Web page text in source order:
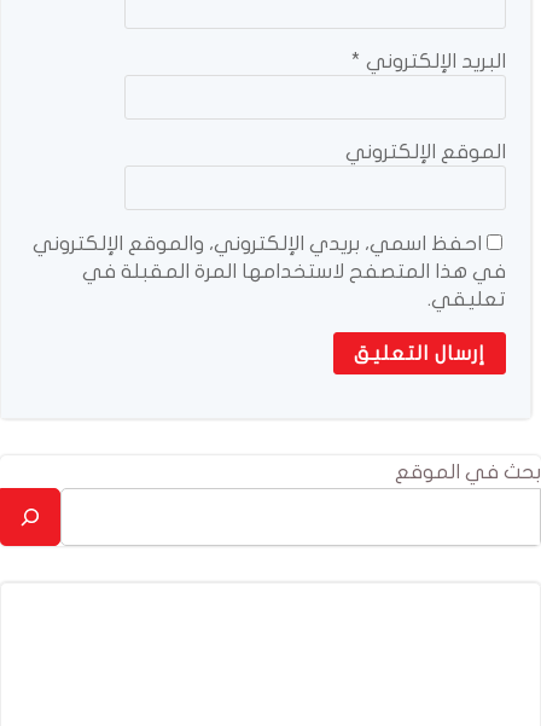
البريد الإلكتروني *
الموقع الإلكتروني
احفظ اسمي، بريدي الإلكتروني، والموقع الإلكتروني
في هذا المتصفح لاستخدامها المرة المقبلة في
تعليقي.
بحث في الموقع